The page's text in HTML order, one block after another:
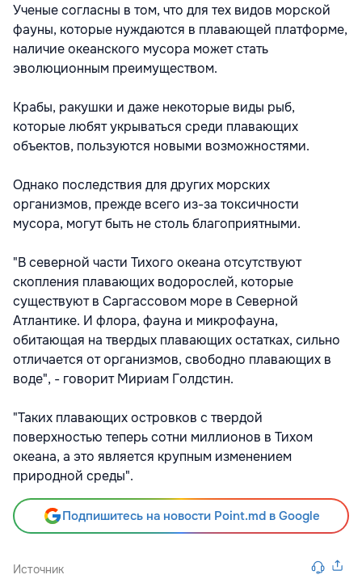
Ученые согласны в том, что для тех видов морской
фауны, которые нуждаются в плавающей платформе,
наличие океанского мусора может стать
эволюционным преимуществом.
Крабы, ракушки и даже некоторые виды рыб,
которые любят укрываться среди плавающих
объектов, пользуются новыми возможностями.
Однако последствия для других морских
организмов, прежде всего из-за токсичности
мусора, могут быть не столь благоприятными.
"В северной части Тихого океана отсутствуют
скопления плавающих водорослей, которые
существуют в Саргассовом море в Северной
Атлантике. И флора, фауна и микрофауна,
обитающая на твердых плавающих остатках, сильно
отличается от организмов, свободно плавающих в
воде", - говорит Мириам Голдстин.
"Таких плавающих островков с твердой
поверхностью теперь сотни миллионов в Тихом
океана, а это является крупным изменением
природной среды".
Подпишитесь на новости Point.md в Google
Источник